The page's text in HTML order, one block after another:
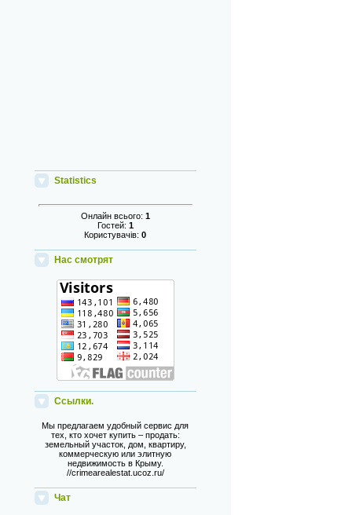
Statistics
Онлайн всього: 1
Гостей: 1
Користувачів:0
Нас смотрят
Ссылки.
Мы предлагаем удобный сервис для
тех, кто хочет купить – продать:
земельный участок, дом, квартиру,
коммерческую или элитную
недвижимость в Крыму.
//crimearealestat.ucoz.ru/
Чат